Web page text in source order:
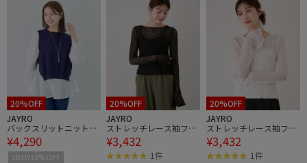
20%OFF
JAYRO
バックスリットニットベ
スト＆ブラウス
¥4,290
2BUY10%OFF
20%OFF
JAYRO
ストレッチレース袖フリ
ルプルオーバー
¥3,432
1件
20%OFF
JAYRO
ストレッチレース袖フリ
ルプルオーバー
¥3,432
1件